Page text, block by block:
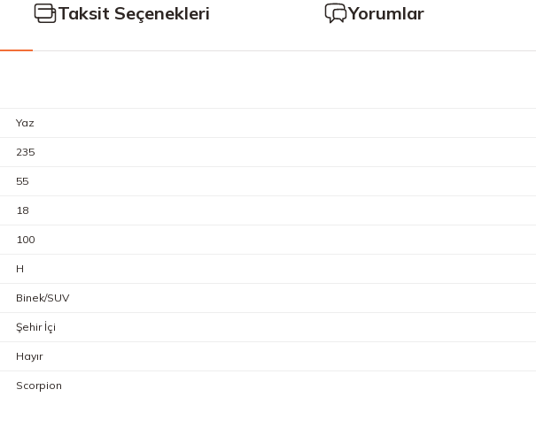
Taksit Seçenekleri Yorumlar
Yaz
235
55
18
100
H
Binek/SUV
Şehir İçi
Hayır
Scorpion